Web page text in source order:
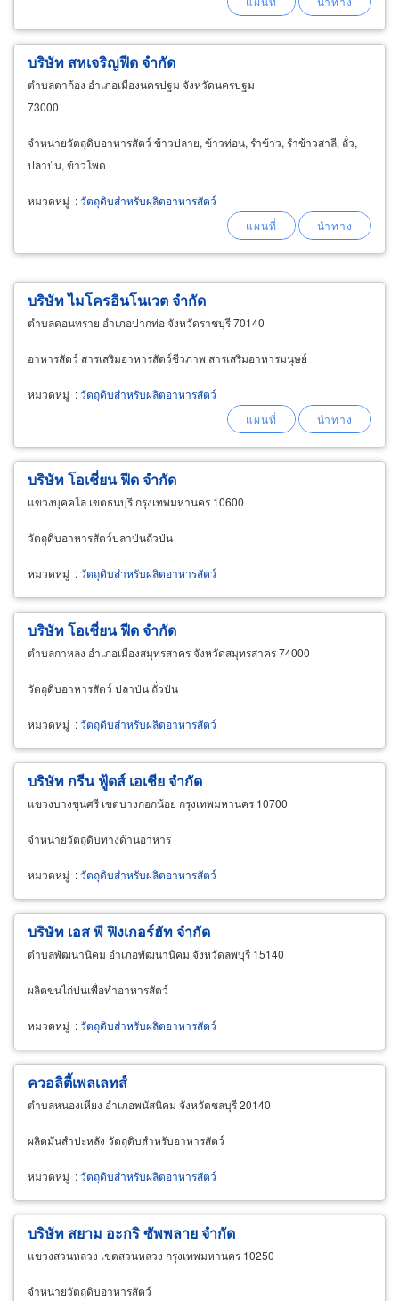
บริษัท สหเจริญฟีด จำกัด
ตำบลตาก้อง อำเภอเมืองนครปฐม จังหวัดนครปฐม
73000
จำหน่ายวัตถุดิบอาหารสัตว์ ข้าวปลาย, ข้าวท่อน, รำข้าว, รำข้าวสาลี, ถั่ว,
ปลาป่น, ข้าวโพด
หมวดหมู่ :วัตถุดิบสำหรับผลิตอาหารสัตว์
บริษัท ไมโครอินโนเวต จำกัด
ตำบลดอนทราย อำเภอปากท่อ จังหวัดราชบุรี 70140
อาหารสัตว์ สารเสริมอาหารสัตว์ชีวภาพ สารเสริมอาหารมนุษย์
หมวดหมู่ :วัตถุดิบสำหรับผลิตอาหารสัตว์
บริษัท โอเชี่ยน ฟีด จำกัด
แขวงบุคคโล เขตธนบุรี กรุงเทพมหานคร 10600
วัตถุดิบอาหารสัตว์ปลาป่นถั่วป่น
หมวดหมู่ :วัตถุดิบสำหรับผลิตอาหารสัตว์
บริษัท โอเชี่ยน ฟีด จำกัด
ตำบลกาหลง อำเภอเมืองสมุทรสาคร จังหวัดสมุทรสาคร 74000
วัตถุดิบอาหารสัตว์ ปลาป่น ถั่วป่น
หมวดหมู่ :วัตถุดิบสำหรับผลิตอาหารสัตว์
บริษัท กรีน ฟู้ดส์ เอเชีย จำกัด
แขวงบางขุนศรี เขตบางกอกน้อย กรุงเทพมหานคร 10700
จำหน่ายวัตถุดิบทางด้านอาหาร
หมวดหมู่ :วัตถุดิบสำหรับผลิตอาหารสัตว์
บริษัท เอส พี ฟิงเกอร์ฮัท จำกัด
ตำบลพัฒนานิคม อำเภอพัฒนานิคม จังหวัดลพบุรี 15140
ผลิตขนไก่ป่นเพื่อทำอาหารสัตว์
หมวดหมู่ :วัตถุดิบสำหรับผลิตอาหารสัตว์
ควอลิตี้เพลเลทส์
ตำบลหนองเหียง อำเภอพนัสนิคม จังหวัดชลบุรี 20140
ผลิตมันสำปะหลัง วัตถุดิบสำหรับอาหารสัตว์
หมวดหมู่ :วัตถุดิบสำหรับผลิตอาหารสัตว์
บริษัท สยาม อะกริ ซัพพลาย จำกัด
แขวงสวนหลวง เขตสวนหลวง กรุงเทพมหานคร 10250
จำหน่ายวัตถุดิบอาหารสัตว์